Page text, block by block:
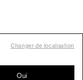
Changer de localisation
Oui